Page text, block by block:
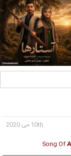
10th می 2020
Song Of